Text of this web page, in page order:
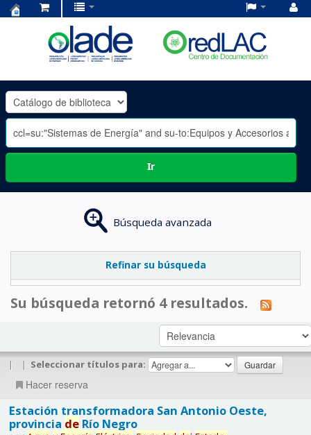
OLADE
-
Ir
Búsqueda avanzada
Refinar su búsqueda
Su búsqueda retornó 4 resultados.
| | Seleccionar títulos para:
Hacer reserva
Estación transformadora San Antonio Oeste,
provincia deRío Negro